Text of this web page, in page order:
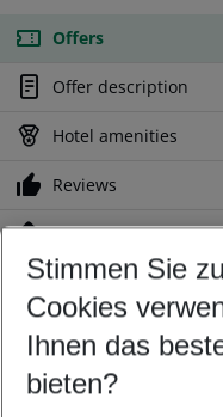
Offers
Offer description
Hotel amenities
Reviews
Location
Customize your offer
Find the perfect deal
Your departure airport
Any airport
Stimmen Sie
Cookies
Ihnen das
bieten?